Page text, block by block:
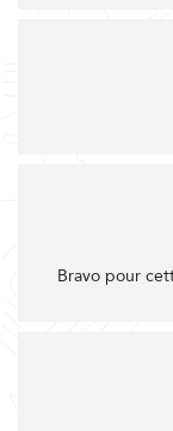
Bravo pour